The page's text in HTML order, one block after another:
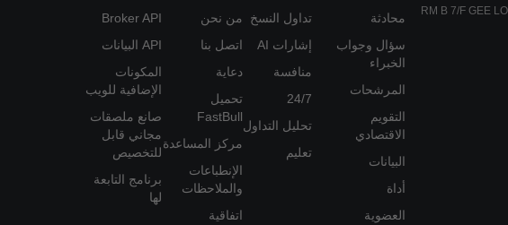
728 RM B 7/F
محادثة
سؤال وجواب
الخبراء
المرشحات
التقويم
الاقتصادي
البيانات
أداة
العضوية
تداول النسخ
إشارات AI
منافسة
24/7
تحليل التداول
تعليم
من نحن
اتصل بنا
دعاية
تحميل
FastBull
مركز المساعدة
الإنطباعات
والملاحظات
اتفاقية
Broker API
API البيانات
المكونات
الإضافية للويب
صانع ملصقات
مجاني قابل
للتخصيص
برنامج التابعة
لها